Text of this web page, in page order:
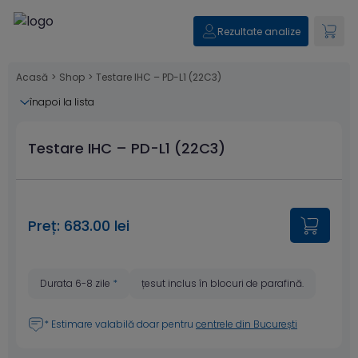
Rezultate analize
Acasă > Shop > Testare IHC – PD-L1 (22C3)
înapoi la lista
Testare IHC – PD-L1 (22C3)
Preț: 683.00 lei
Durata 6-8 zile * țesut inclus în blocuri de parafină.
* Estimare valabilă doar pentru centrele din București